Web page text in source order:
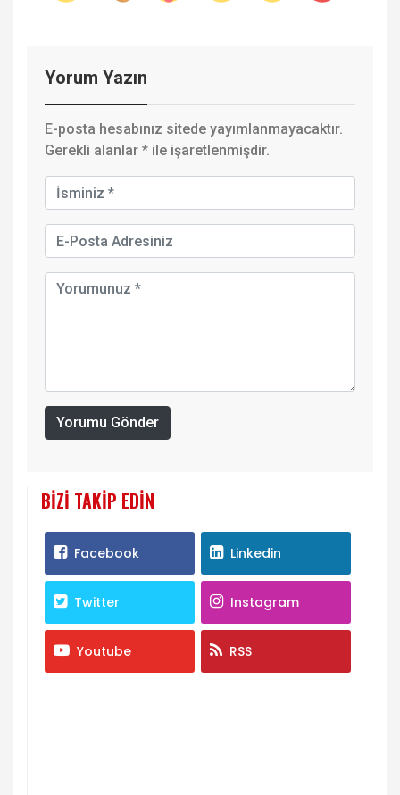
Yorum Yazın
E-posta hesabınız sitede yayımlanmayacaktır.
Gerekli alanlar * ile işaretlenmişdir.
Yorumu Gönder
BIZI TAKIP EDIN
Facebook Linkedin
Twitter Instagram
Youtube RSS